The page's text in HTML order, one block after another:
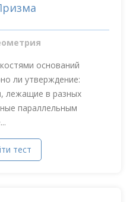
оснований
ли утверждение:
лежащие в разных
параллельным
тест